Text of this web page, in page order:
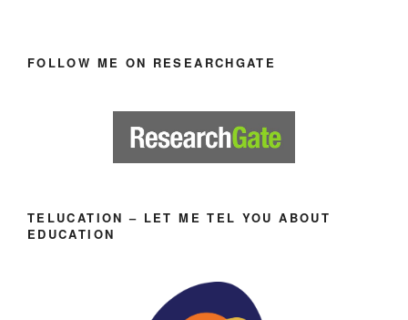
FOLLOW ME ON RESEARCHGATE
TELUCATION – LET ME TEL YOU ABOUT
EDUCATION